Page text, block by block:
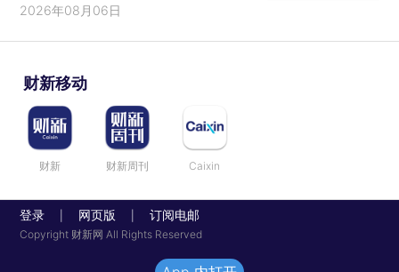
2026年08月06日
财新移动
财新 财新周刊 Caixin
登录 网页版 订阅电邮
Copyright 财新网 All Rights Reserved